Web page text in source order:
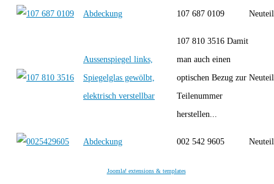
Abdeckung 107 687 0109
Aussenspiegel links,
Spiegelglas gewölbt,
elektrisch verstellbar
107 810 3516 Damit
man auch einen
optischen Bezug zur
Teilenummer
herstellen...
Abdeckung 002 542 9605
Joomla! extensions & templates